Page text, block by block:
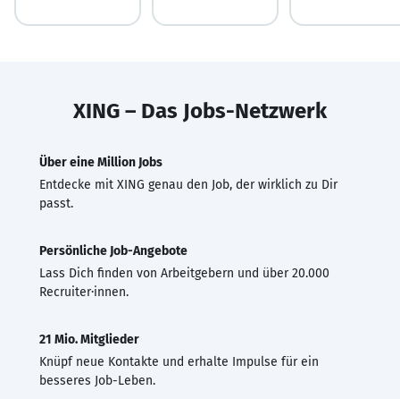
XING – Das Jobs-Netzwerk
Über eine Million Jobs
Entdecke mit XING genau den Job, der wirklich zu Dir
passt.
Persönliche Job-Angebote
Lass Dich finden von Arbeitgebern und über 20.000
Recruiter·innen.
21 Mio. Mitglieder
Knüpf neue Kontakte und erhalte Impulse für ein
besseres Job-Leben.